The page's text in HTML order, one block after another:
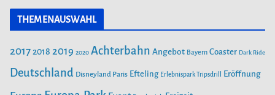
e
n
c
o
o
s
t
g
r
u
T
b
e
THEMENAUSWAHL
20172018 2019 2020 Achterbahn Angebot Bayern Coaster Dark Ride
Deutschland Disneyland Paris Efteling Erlebnispark Tripsdrill Eröffnung